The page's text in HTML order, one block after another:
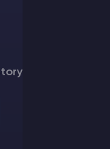
choses et même